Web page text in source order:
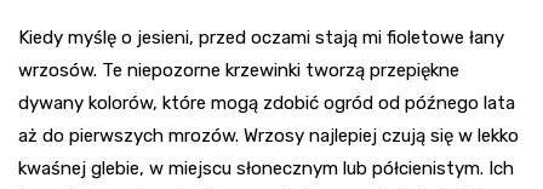
Kiedy myślę o jesieni, przed oczami stają mi fioletowe łany
wrzosów. Te niepozorne krzewinki tworzą przepiękne
dywany kolorów, które mogą zdobić ogród od późnego lata
aż do pierwszych mrozów. Wrzosy najlepiej czują się w lekko
kwaśnej glebie, w miejscu słonecznym lub półcienistym. Ich